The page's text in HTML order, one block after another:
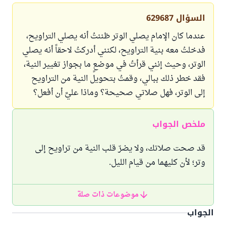
السؤال 629687
عندما كان الإمام يصلي الوتر ظننتُ أنه يصلي التراويح،
فدخلتُ معه بنية التراويح، لكنني أدركتُ لاحقاً أنه يصلي
الوتر، وحيث إنني قرأتُ في موضعٍ ما بجواز تغيير النية،
فقد خطر ذلك ببالي، وقمتُ بتحويل النية من التراويح
إلى الوتر، فهل صلاتي صحيحة؟ وماذا عليَّ أن أفعل؟
ملخص الجواب
قد صحت صلاتك، ولا يضرّ قلب النية من تراويح إلى
وتر؛ لأن كليهما من قيام الليل.
موضوعات ذات صلة
الجواب